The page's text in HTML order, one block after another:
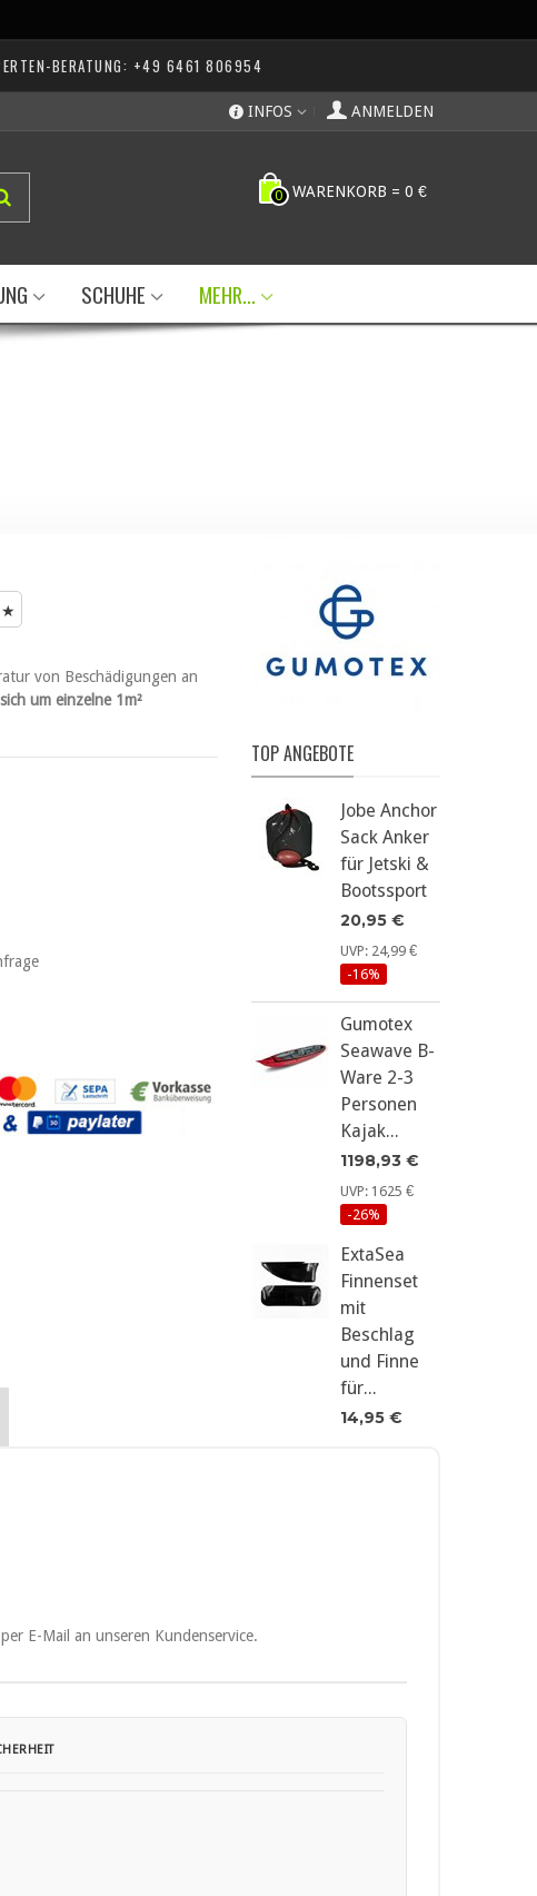
BERATUNG: +49 6461 806954
ANMELDEN
INFOS
0 WARENKORB = 0 €
SCHUHE MEHR...
von Beschädigungen an
um einzelne 1m²
TOP ANGEBOTE
Jobe Anchor
Sack Anker
für Jetski &
Bootssport
20,95 €
UVP: 24,99 €
-16%
Gumotex
Seawave B-
Ware 2-3
Personen
Kajak...
1198,93 €
UVP: 1625 €
-26%
ExtaSea
Finnenset
mit
Beschlag
und Finne
für...
14,95 €
E-Mail an unseren Kundenservice.